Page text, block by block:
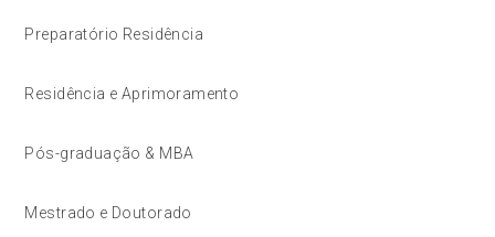
Preparatório Residência
Residência e Aprimoramento
Pós-graduação & MBA
Mestrado e Doutorado